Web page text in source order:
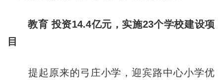
教育 投资14.4亿元，实施23个学校建设项
目
提起原来的弓庄小学，迎宾路中心小学优